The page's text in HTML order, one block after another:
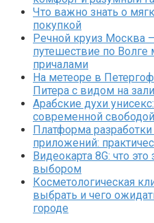
Что важно знать о
покупкой
Речной круиз Москва
путешествие по
причалами
На метеоре в
Питера с видом на
Арабские духи
современной свободой
Платформа
приложений:
Видеокарта 8G: что
выбором
Косметологическая
выбрать и чего
городе